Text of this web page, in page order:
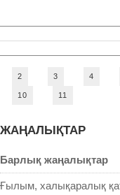
2 3 4
10 11
ЖАҢАЛЫҚТАР
Барлық жаңалықтар
Ғылым, халықаралық